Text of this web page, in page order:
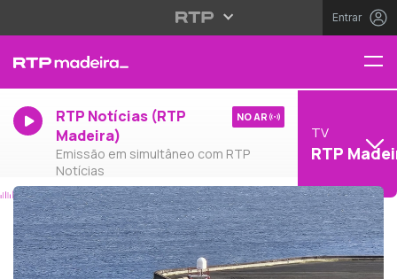
Entrar
RTP Notícias (RTP
Madeira)
Emissão em simultâneo com RTP
Notícias
NO AR
TV
RTP